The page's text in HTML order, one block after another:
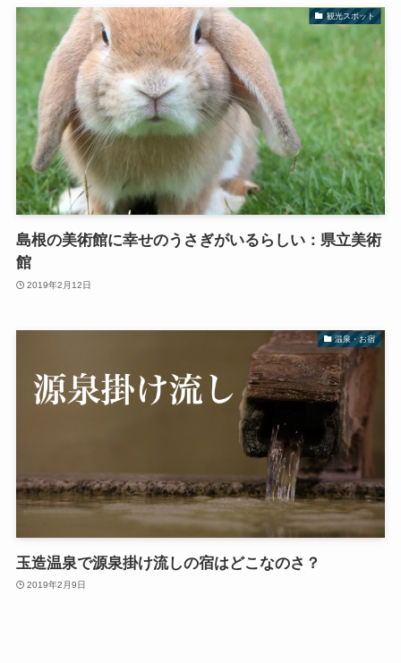
観光スポット
島根の美術館に幸せのうさぎがいるらしい：県立美術
館
2019年2月12日
温泉・お宿
玉造温泉で源泉掛け流しの宿はどこなのさ？
2019年2月9日